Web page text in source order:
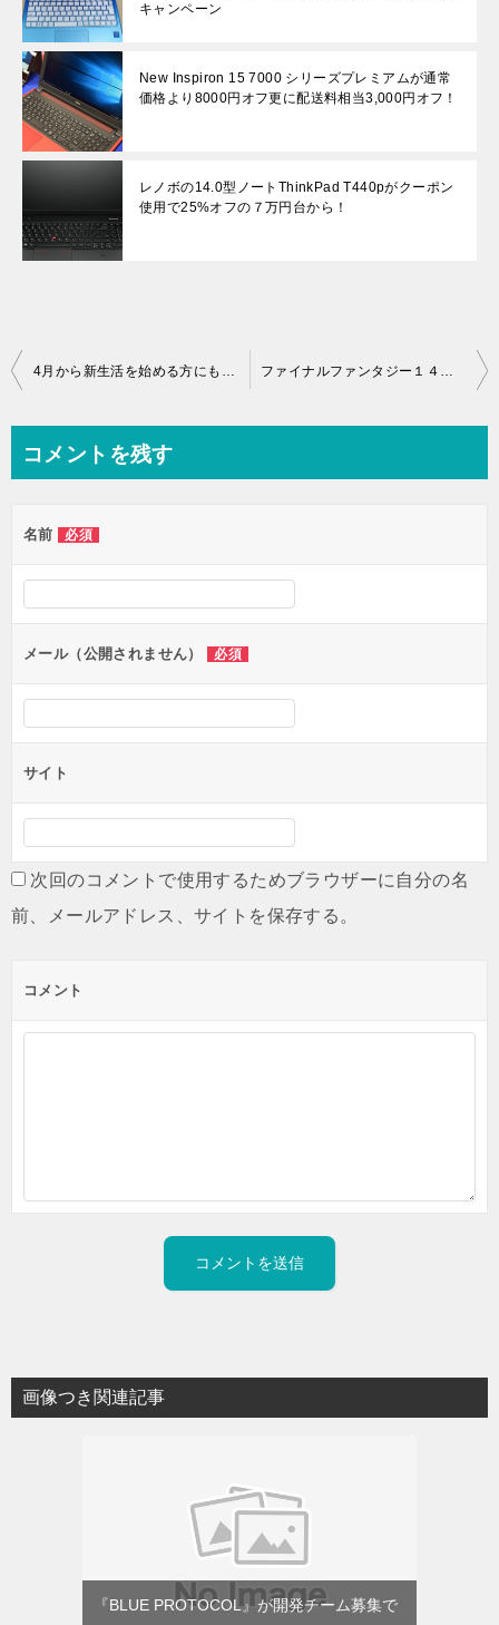
キャンペーン
New Inspiron 15 7000 シリーズプレミアムが通常
価格より8000円オフ更に配送料相当3,000円オフ！
レノボの14.0型ノートThinkPad T440pがクーポン
使用で25%オフの７万円台から！
投
ビ
ー
シ
ン
4月から新生活を始める方にもおすすめ！フレッシャーズセール ファイナルファンタジー１４推奨パソコンが２割引で購入できます。
コメントを残す
名前 必須
メール（公開されません） 必須
サイト
次回のコメントで使用するためブラウザーに自分の名
前、メールアドレス、サイトを保存する。
コメント
画像つき関連記事
『BLUE PROTOCOL』が開発チーム募集で